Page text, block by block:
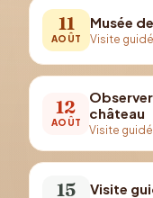
11
AOÛT
Musée
Visite
12
AOÛT
château
Visite
15 Visite